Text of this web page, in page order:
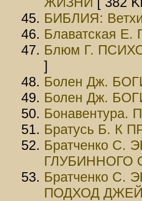
БИБЛИЯ:
Блаватская
Блюм Г.
]
Болен Дж.
Болен Дж.
Братусь Б. К
Братченко
ГЛУБИННОГО
Братченко
ПОДХОД